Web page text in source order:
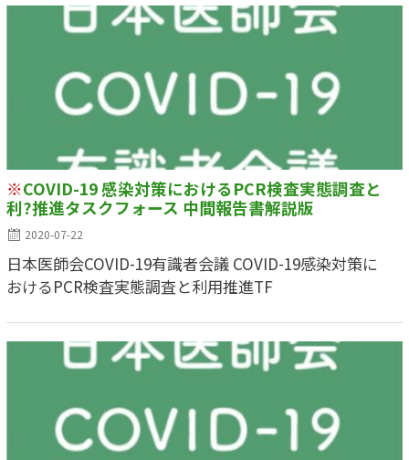
※COVID-19 感染対策におけるPCR検査実態調査と
利?推進タスクフォース 中間報告書解説版
2020-07-22
日本医師会COVID-19有識者会議 COVID-19感染対策に
おけるPCR検査実態調査と利⽤推進TF